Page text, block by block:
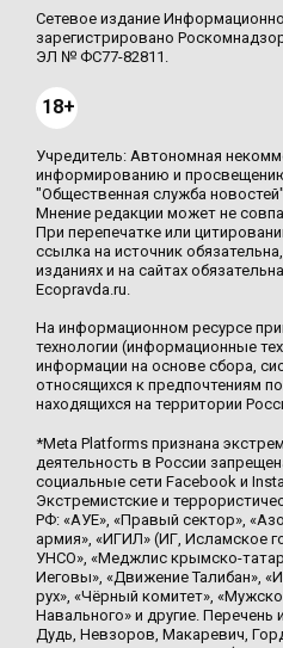
Сетевое издание
зарегистрировано
ЭЛ № ФС77-82811.
18+
Учредитель: Автономная
информированию и
"Общественная служба
Мнение редакции может не
При перепечатке или
ссылка на источник
изданиях и на сайтах
Ecopravda.ru.
На информационном ресурсе
технологии (информационные
информации на основе сбора,
относящихся к предпочтениям
находящихся на территории
*Meta Platforms признана
деятельность в России
социальные сети Facebook и
Экстремистские и
РФ: «АУЕ», «Правый сектор»,
армия», «ИГИЛ» (ИГ, Исламское
УНСО», «Меджлис крымско-
Иеговы», «Движение Талибан»,
рух», «Чёрный комитет»,
Навального» и другие. Перечень
Дудь, Невзоров, Макаревич,